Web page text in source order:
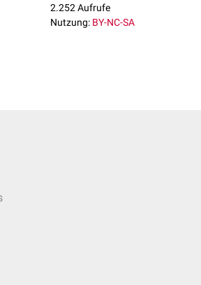
2.252 Aufrufe
Nutzung: BY-NC-SA